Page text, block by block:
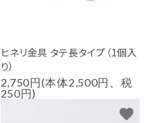
ヒネリ金具 タテ長タイプ（1個入
り）
2,750円(本体2,500円、税
250円)
favorite